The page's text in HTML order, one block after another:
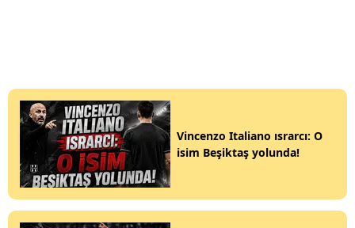
Vincenzo Italiano ısrarcı: O
isim Beşiktaş yolunda!